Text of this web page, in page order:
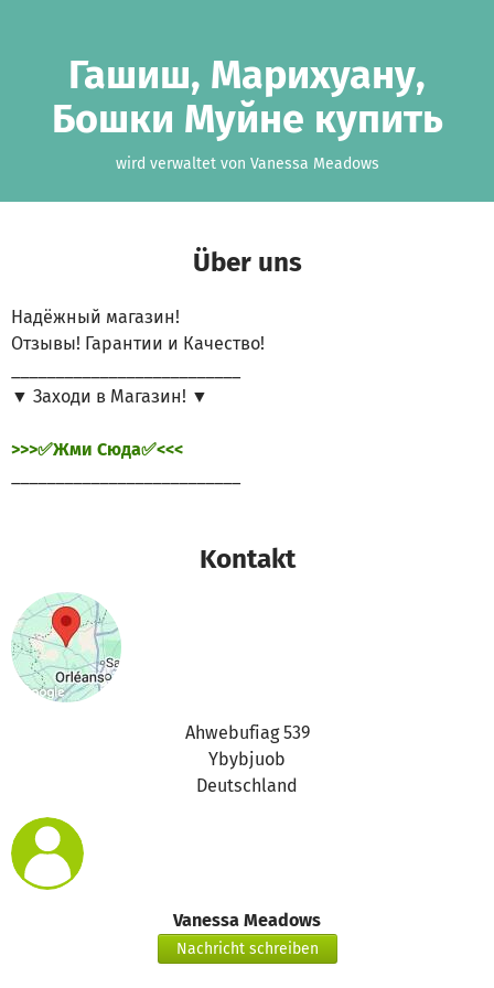
Гашиш, Марихуану,
Бошки Муйне купить
wird verwaltet von Vanessa Meadows
Über uns
Надёжный магазин!
Отзывы! Гарантии и Качество!
▼ Заходи в Магазин! ▼
>>>✅Жми Сюда✅<<<
Kontakt
Ahwebufiag 539
Ybybjuob
Deutschland
Vanessa Meadows
Nachricht schreiben